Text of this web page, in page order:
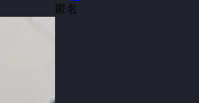
匿名